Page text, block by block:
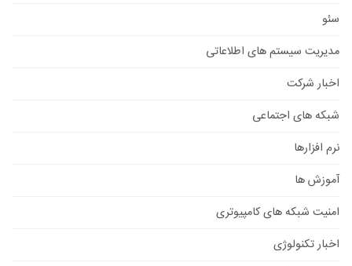
سئو
مدیریت سیستم های اطلاعاتی
اخبار شرکت
شبکه های اجتماعی
نرم افزارها
آموزش ها
امنیت شبکه های کامپیوتری
اخبار تکنولوژی